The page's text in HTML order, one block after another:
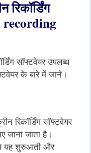
रिकॉर्डिंग
recording
सॉफ्टवेयर उपलब्ध
के बारे में जाने।
रिकॉर्डिंग सॉफ्टवेयर
जाना जाता है।
यह शुरुआती और